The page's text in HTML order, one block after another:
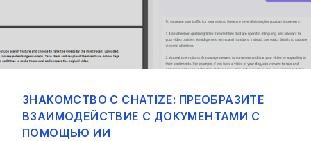
ЗНАКОМСТВО С CHATIZE: ПРЕОБРАЗИТЕ
ВЗАИМОДЕЙСТВИЕ С ДОКУМЕНТАМИ С
ПОМОЩЬЮ ИИ